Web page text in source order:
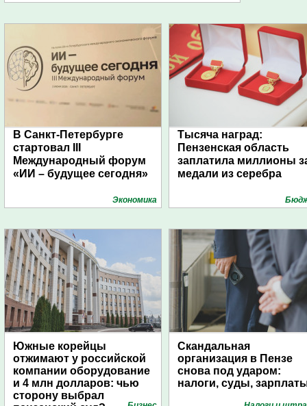
В Санкт-Петербурге
стартовал III
Международный форум
«ИИ – будущее сегодня»
Экономика
Тысяча наград:
Пензенская область
заплатила миллионы
медали из серебра
Южные корейцы
отжимают у российской
компании оборудование
и 4 млн долларов: чью
сторону выбрал
Скандальная
организация в Пензе
снова под ударом:
налоги, суды,